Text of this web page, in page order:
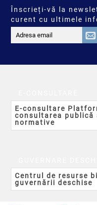
Înscrieți-vă la
curent cu ultimele
E-consultare
consultarea publică
normative
Centrul de resurse
guvernării deschise